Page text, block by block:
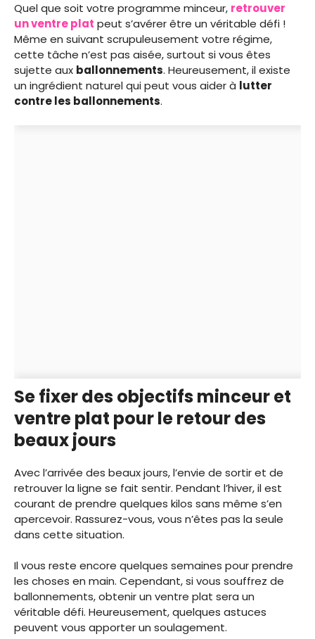
Quel que soit votre programme minceur, retrouver
un ventre plat peut s’avérer être un véritable défi !
Même en suivant scrupuleusement votre régime,
cette tâche n’est pas aisée, surtout si vous êtes
sujette aux ballonnements. Heureusement, il existe
un ingrédient naturel qui peut vous aider à lutter
contre les ballonnements.
Se fixer des objectifs minceur et
ventre plat pour le retour des
beaux jours
Avec l’arrivée des beaux jours, l’envie de sortir et de
retrouver la ligne se fait sentir. Pendant l’hiver, il est
courant de prendre quelques kilos sans même s’en
apercevoir. Rassurez-vous, vous n’êtes pas la seule
dans cette situation.
Il vous reste encore quelques semaines pour prendre
les choses en main. Cependant, si vous souffrez de
ballonnements, obtenir un ventre plat sera un
véritable défi. Heureusement, quelques astuces
peuvent vous apporter un soulagement.